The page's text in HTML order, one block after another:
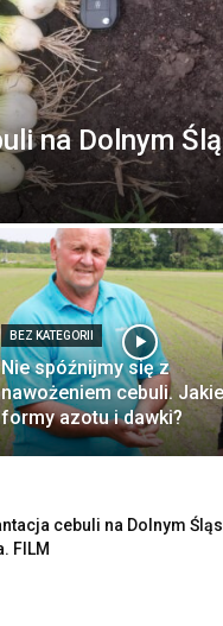
na Dolnym
BEZ KATEGORII
Nie spóźnijmy się z
nawożeniem cebuli. Jakie
formy azotu i dawki?
cebuli na Dolnym
FILM